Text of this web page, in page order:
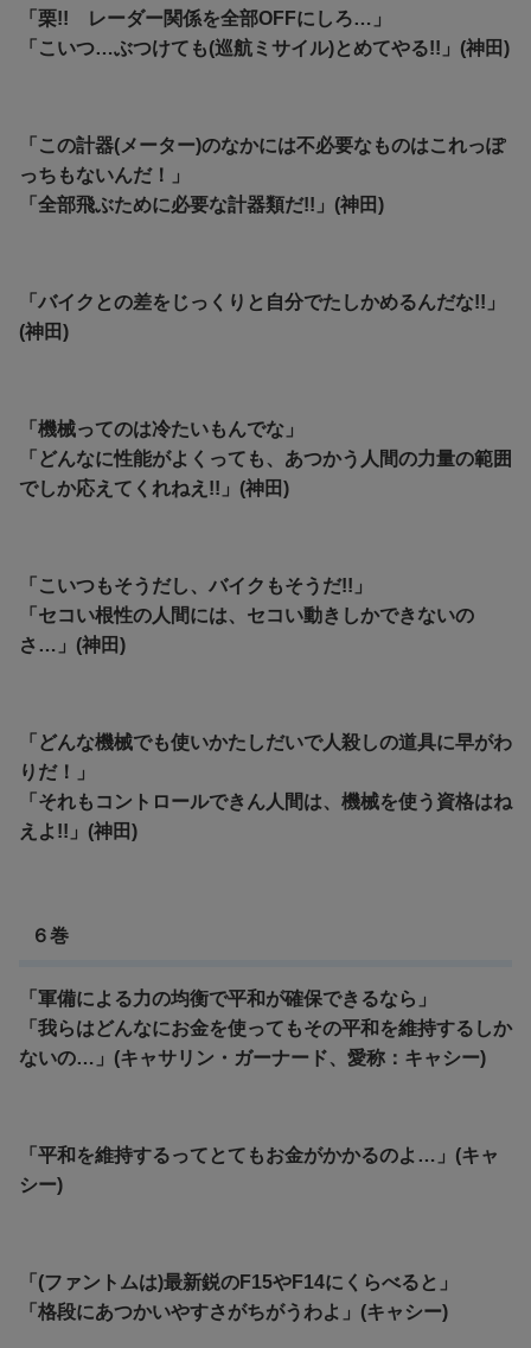
「栗!! レーダー関係を全部OFFにしろ…」
「こいつ…ぶつけても(巡航ミサイル)とめてやる!!」(神田)
「この計器(メーター)のなかには不必要なものはこれっぽ
っちもないんだ！」
「全部飛ぶために必要な計器類だ!!」(神田)
「バイクとの差をじっくりと自分でたしかめるんだな!!」
(神田)
「機械ってのは冷たいもんでな」
「どんなに性能がよくっても、あつかう人間の力量の範囲
でしか応えてくれねえ!!」(神田)
「こいつもそうだし、バイクもそうだ!!」
「セコい根性の人間には、セコい動きしかできないの
さ…」(神田)
「どんな機械でも使いかたしだいで人殺しの道具に早がわ
りだ！」
「それもコントロールできん人間は、機械を使う資格はね
えよ!!」(神田)
６巻
「軍備による力の均衡で平和が確保できるなら」
「我らはどんなにお金を使ってもその平和を維持するしか
ないの…」(キャサリン・ガーナード、愛称：キャシー)
「平和を維持するってとてもお金がかかるのよ…」(キャ
シー)
「(ファントムは)最新鋭のF15やF14にくらべると」
「格段にあつかいやすさがちがうわよ」(キャシー)